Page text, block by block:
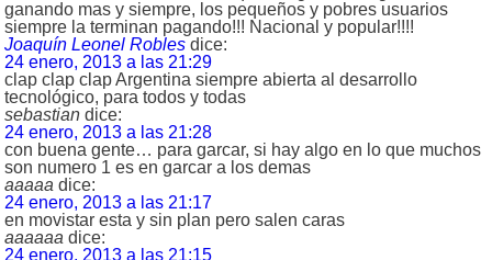
ganando mas y siempre, los pequeños y pobres usuarios
siempre la terminan pagando!!! Nacional y popular!!!!
Joaquín Leonel Robles dice:
24 enero, 2013 a las 21:29
clap clap clap Argentina siempre abierta al desarrollo
tecnológico, para todos y todas
sebastian dice:
24 enero, 2013 a las 21:28
con buena gente… para garcar, si hay algo en lo que muchos
son numero 1 es en garcar a los demas
aaaaa dice:
24 enero, 2013 a las 21:17
en movistar esta y sin plan pero salen caras
aaaaaa dice:
24 enero, 2013 a las 21:15